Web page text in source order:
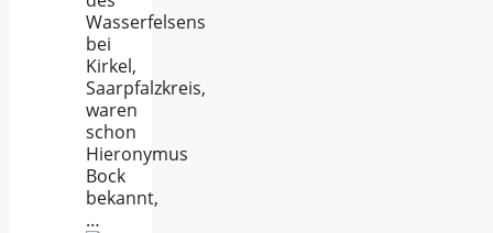
Wasserfelsens
bei
Kirkel,
Saarpfalzkreis,
waren
schon
Hieronymus
Bock
bekannt,
…